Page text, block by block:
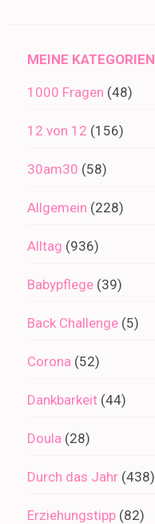
MEINE KATEGORIEN
1000 Fragen (48)
12 von 12 (156)
30am30 (58)
Allgemein (228)
Alltag (936)
Babypflege (39)
Back Challenge (5)
Corona (52)
Dankbarkeit (44)
Doula (28)
Durch das Jahr (438)
Erziehungstipp (82)